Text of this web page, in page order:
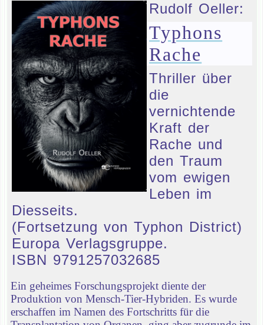
Rudolf Oeller:
Typhons
Rache
Thriller über
die
vernichtende
Kraft der
Rache und
den Traum
vom ewigen
Leben im
Diesseits.
(Fortsetzung von Typhon District)
Europa Verlagsgruppe.
ISBN 9791257032685
Ein geheimes Forschungsprojekt diente der
Produktion von Mensch-Tier-Hybriden. Es wurde
erschaffen im Namen des Fortschritts für die